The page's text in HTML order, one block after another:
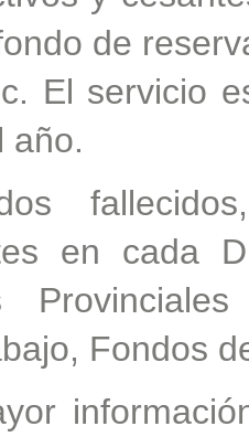
de
El servicio
año.
en cada
Fondos